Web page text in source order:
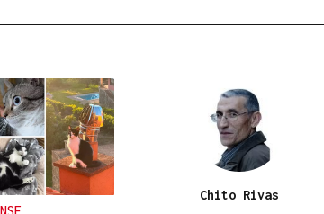
la colisión
en la
termas de
Chito Rivas